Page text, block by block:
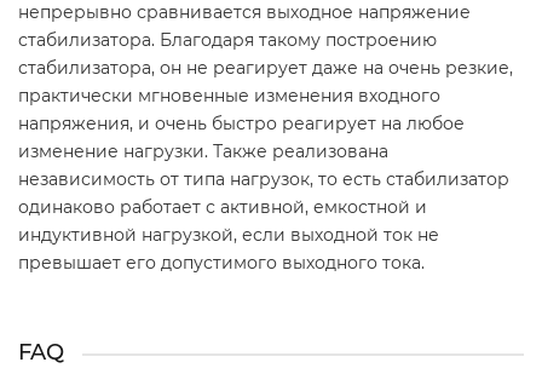
непрерывно сравнивается выходное напряжение
стабилизатора. Благодаря такому построению
стабилизатора, он не реагирует даже на очень резкие,
практически мгновенные изменения входного
напряжения, и очень быстро реагирует на любое
изменение нагрузки. Также реализована
независимость от типа нагрузок, то есть стабилизатор
одинаково работает с активной, емкостной и
индуктивной нагрузкой, если выходной ток не
превышает его допустимого выходного тока.
FAQ